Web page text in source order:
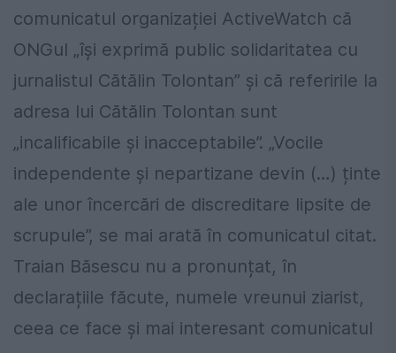
comunicatul organizației ActiveWatch că
ONGul „își exprimă public solidaritatea cu
jurnalistul Cătălin Tolontan” și că referirile la
adresa lui Cătălin Tolontan sunt
„incalificabile și inacceptabile”. „Vocile
independente și nepartizane devin (…) ținte
ale unor încercări de discreditare lipsite de
scrupule”, se mai arată în comunicatul citat.
Traian Băsescu nu a pronunțat, în
declarațiile făcute, numele vreunui ziarist,
ceea ce face și mai interesant comunicatul